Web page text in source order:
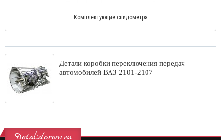
Комплектующие спидометра
Детали коробки переключения передач
автомобилей ВАЗ 2101-2107
Detalidarom.ru